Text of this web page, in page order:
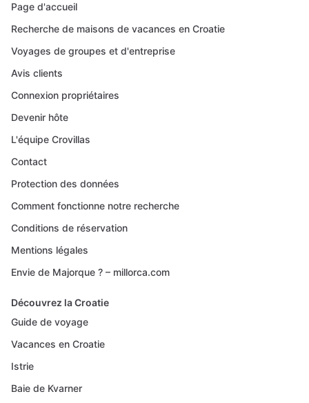
Page d'accueil
Recherche de maisons de vacances en Croatie
Voyages de groupes et d'entreprise
Avis clients
Connexion propriétaires
Devenir hôte
L'équipe Crovillas
Contact
Protection des données
Comment fonctionne notre recherche
Conditions de réservation
Mentions légales
Envie de Majorque ? – millorca.com
Découvrez la Croatie
Guide de voyage
Vacances en Croatie
Istrie
Baie de Kvarner